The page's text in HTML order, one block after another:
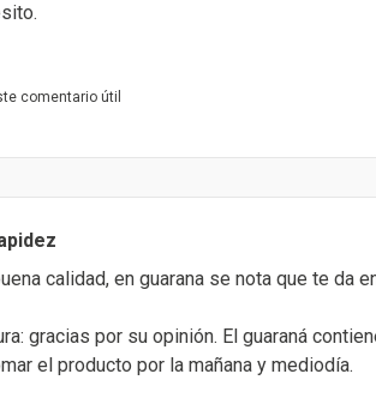
comentario útil
calidad, en guarana se nota que te
gracias por su opinión. El guaraná
el producto por la mañana y mediodía.